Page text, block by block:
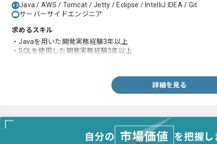
Java / AWS / Tomcat / Jetty / Eclipse / IntelliJ IDEA / Git
サーバーサイドエンジニア
求めるスキル
・Javaを用いた開発実務経験3年以上
・SQLを使用した開発実務経験3年以上
詳細を見る
自分の 市場価値 を把握